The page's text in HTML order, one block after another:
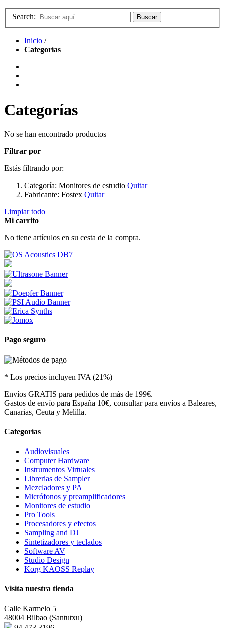
Search: Buscar
Inicio /
Categorías
Categorías
No se han encontrado productos
Filtrar por
Estás filtrando por:
Categoría: Monitores de estudio Quitar
Fabricante: Fostex Quitar
Limpiar todo
Mi carrito
No tiene artículos en su cesta de la compra.
Pago seguro
* Los precios incluyen IVA (21%)
Envíos GRATIS para pedidos de más de 199€.
Gastos de envío para España 10€, consultar para envíos a Baleares,
Canarias, Ceuta y Melilla.
Categorías
Audiovisuales
Computer Hardware
Instrumentos Virtuales
Librerias de Sampler
Mezcladores y PA
Micrófonos y preamplificadores
Monitores de estudio
Pro Tools
Procesadores y efectos
Sampling and DJ
Sintetizadores y teclados
Software AV
Studio Design
Korg KAOSS Replay
Visita nuestra tienda
Calle Karmelo 5
48004 Bilbao (Santutxu)